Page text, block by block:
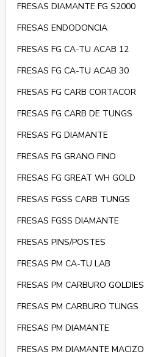
FRESAS DIAMANTE FG S2000
FRESAS ENDODONCIA
FRESAS FG CA-TU ACAB 12
FRESAS FG CA-TU ACAB 30
FRESAS FG CARB CORTACOR
FRESAS FG CARB DE TUNGS
FRESAS FG DIAMANTE
FRESAS FG GRANO FINO
FRESAS FG GREAT WH GOLD
FRESAS FGSS CARB TUNGS
FRESAS FGSS DIAMANTE
FRESAS PINS/POSTES
FRESAS PM CA-TU LAB
FRESAS PM CARBURO GOLDIES
FRESAS PM CARBURO TUNGS
FRESAS PM DIAMANTE
FRESAS PM DIAMANTE MACIZO